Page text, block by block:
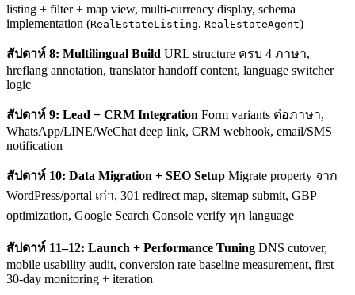
listing + filter + map view, multi-currency display, schema
implementation (RealEstateListing, RealEstateAgent)
สัปดาห์ 8: Multilingual Build URL structure ครบ 4 ภาษา,
hreflang annotation, translator handoff content, language switcher
logic
สัปดาห์ 9: Lead + CRM Integration Form variants ต่อภาษา,
WhatsApp/LINE/WeChat deep link, CRM webhook, email/SMS
notification
สัปดาห์ 10: Data Migration + SEO Setup Migrate property จาก
WordPress/portal เก่า, 301 redirect map, sitemap submit, GBP
optimization, Google Search Console verify ทุก language
สัปดาห์ 11–12: Launch + Performance Tuning DNS cutover,
mobile usability audit, conversion rate baseline measurement, first
30-day monitoring + iteration